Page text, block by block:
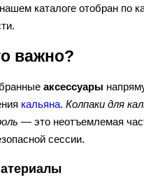
каталоге отобран по
важно?
аксессуары
кальяна. Колпаки для
— это неотъемлемая
сессии.